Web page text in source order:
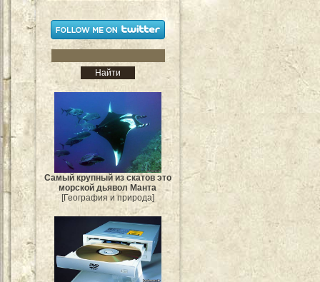
Самый крупный из скатов это
морской дьявол Манта
[География и природа]